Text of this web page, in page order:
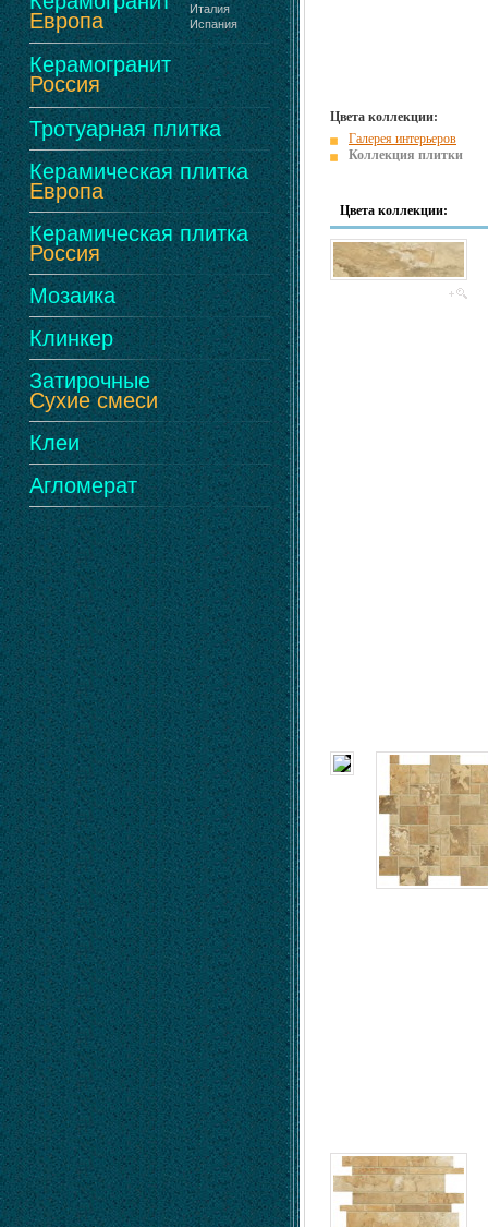
Европа
Италия
Испания
Керамогранит
Россия
Тротуарная плитка
Керамическая плитка
Европа
Керамическая плитка
Россия
Мозаика
Клинкер
Затирочные
Сухие смеси
Клеи
Агломерат
Цвета коллекции:
Галерея интерьеров
Коллекция плитки
Цвета коллекции: